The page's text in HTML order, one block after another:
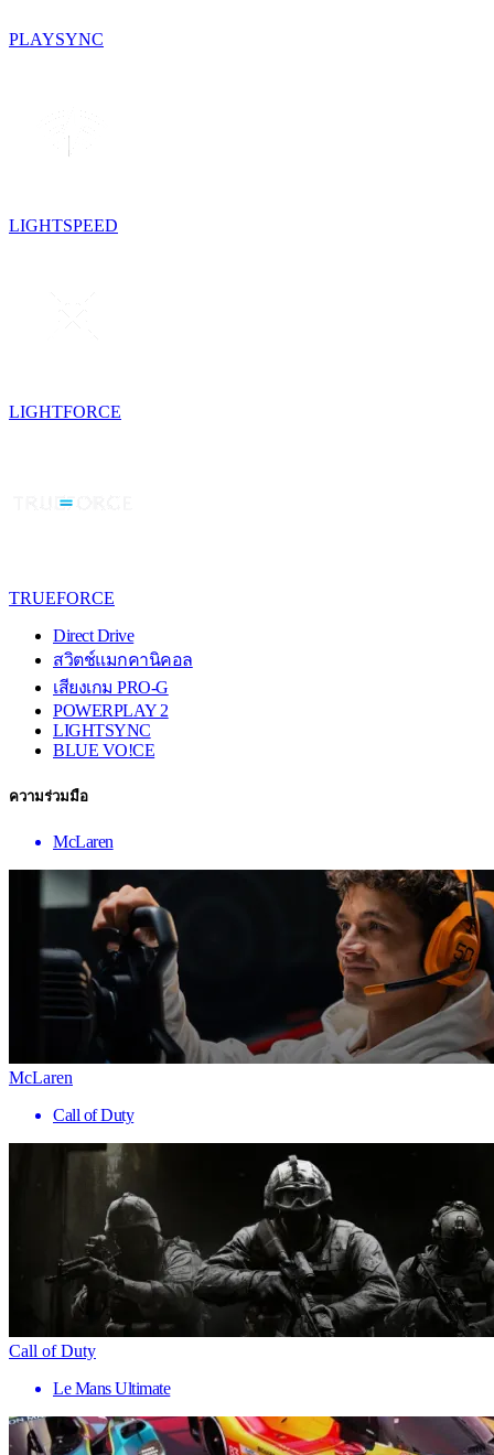
PLAYSYNC
LIGHTSPEED
LIGHTFORCE
TRUEFORCE
Direct Drive
สวิตช์แมกคานิคอล
เสียงเกม PRO-G
POWERPLAY 2
LIGHTSYNC
BLUE VO!CE
ความร่วมมือ
McLaren
McLaren
Call of Duty
Call of Duty
Le Mans Ultimate